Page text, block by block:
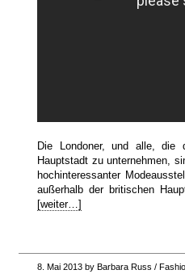
Die Londoner, und alle, die
Hauptstadt zu unternehmen,
hochinteressanter
außerhalb der britischen
[weiter…]
8. Mai 2013 by Barbara Russ /